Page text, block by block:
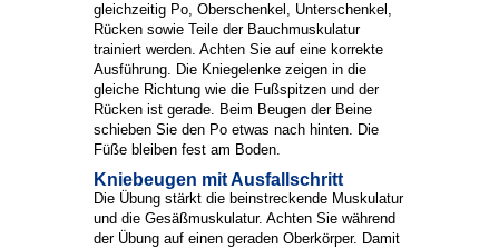
gleichzeitig Po, Oberschenkel, Unterschenkel,
Rücken sowie Teile der Bauchmuskulatur
trainiert werden. Achten Sie auf eine korrekte
Ausführung. Die Kniegelenke zeigen in die
gleiche Richtung wie die Fußspitzen und der
Rücken ist gerade. Beim Beugen der Beine
schieben Sie den Po etwas nach hinten. Die
Füße bleiben fest am Boden.
Kniebeugen mit Ausfallschritt
Die Übung stärkt die beinstreckende Muskulatur
und die Gesäßmuskulatur. Achten Sie während
der Übung auf einen geraden Oberkörper. Damit